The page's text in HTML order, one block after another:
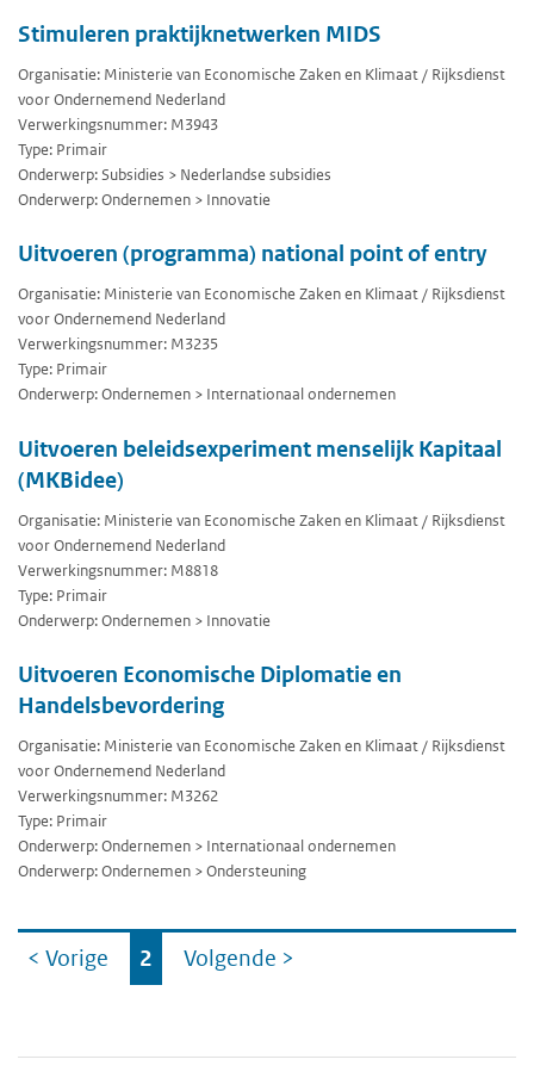
Stimuleren praktijknetwerken MIDS
Organisatie: Ministerie van Economische Zaken en Klimaat / Rijksdienst
voor Ondernemend Nederland
Verwerkingsnummer: M3943
Type: Primair
Onderwerp: Subsidies > Nederlandse subsidies
Onderwerp: Ondernemen > Innovatie
Uitvoeren (programma) national point of entry
Organisatie: Ministerie van Economische Zaken en Klimaat / Rijksdienst
voor Ondernemend Nederland
Verwerkingsnummer: M3235
Type: Primair
Onderwerp: Ondernemen > Internationaal ondernemen
Uitvoeren beleidsexperiment menselijk Kapitaal
(MKBidee)
Organisatie: Ministerie van Economische Zaken en Klimaat / Rijksdienst
voor Ondernemend Nederland
Verwerkingsnummer: M8818
Type: Primair
Onderwerp: Ondernemen > Innovatie
Uitvoeren Economische Diplomatie en
Handelsbevordering
Organisatie: Ministerie van Economische Zaken en Klimaat / Rijksdienst
voor Ondernemend Nederland
Verwerkingsnummer: M3262
Type: Primair
Onderwerp: Ondernemen > Internationaal ondernemen
Onderwerp: Ondernemen > Ondersteuning
Ga
naar
< Vorige 2 Volgende >